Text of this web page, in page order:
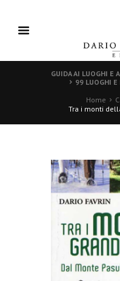
GUIDA AI LUOGHI E
99 LUOGHI E
Home
Tra i monti